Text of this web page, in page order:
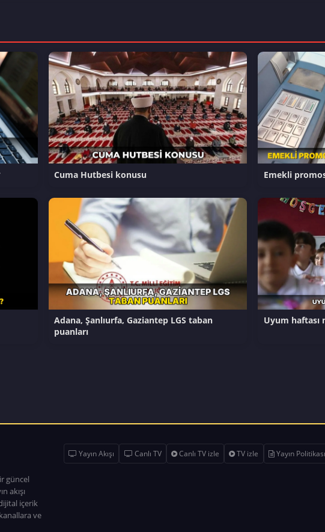
Cuma Hutbesi konusu Emekli
Adana, Şanlıurfa, Gaziantep LGS taban
puanları
Uyum haftası
güncel
akışı
içerik
ve
Yayın Akışı Canlı TV Canlı TV izle TV izle Yayın Politikası